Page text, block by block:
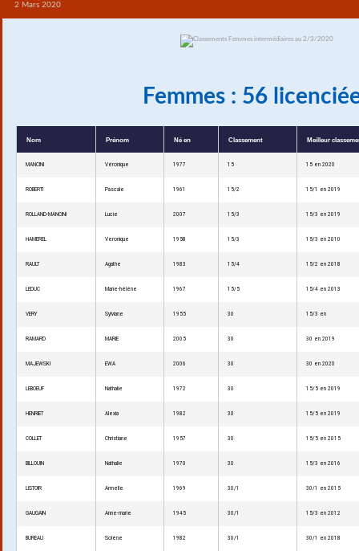
2 Mars 2020
Femmes : 56
Nom Prénom Né en Classement Meilleur
MANCINI Véronique 1977 15 15 en 2020
ROBERTI Pascale 1961 15/2 15/1 en 2019
ROLLAND-MANCINI Lucie 2007 15/3 15/3 en 2019
HAMEREL Veronique 1958 15/3 15/3 en 2010
RAULT Agathe 1983 15/4 15/2 en 2018
LEDUC Marie-hélène 1967 15/5 15/4 en 2013
VERY Sylviane 1955 30 15/3 en
RAMARD MARIE 2005 30 30 en 2019
MAJEWSKI EWA 2006 30 30 en 2020
LEBOEUF Nathalie 1972 30 15/5 en 2019
HENRIET Alexia 1982 30 15/5 en 2019
COLLET Christiane 1957 30 15/5 en 2015
BILLOUIN Nathalie 1970 30 15/3 en 2016
LISTOIR Armelle 1969 30/1 30/1 en 2015
GAUGAIN Anne-marie 1945 30/1 15/3 en 2012
BUREAU Solène 1982 30/1 30/1 en 2018